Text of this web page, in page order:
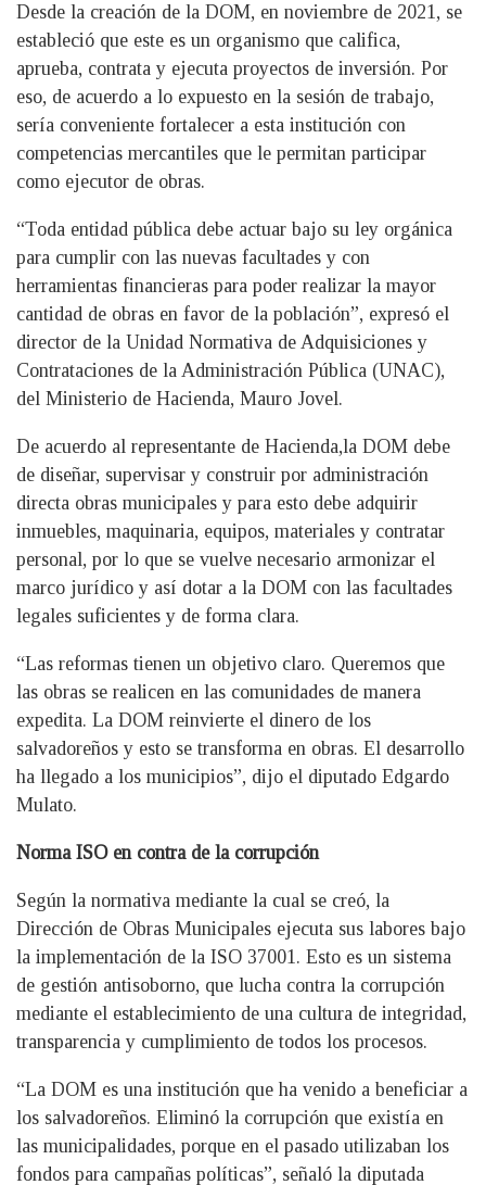
Desde la creación de la DOM, en noviembre de 2021, se
estableció que este es un organismo que califica,
aprueba, contrata y ejecuta proyectos de inversión. Por
eso, de acuerdo a lo expuesto en la sesión de trabajo,
sería conveniente fortalecer a esta institución con
competencias mercantiles que le permitan participar
como ejecutor de obras.
“Toda entidad pública debe actuar bajo su ley orgánica
para cumplir con las nuevas facultades y con
herramientas financieras para poder realizar la mayor
cantidad de obras en favor de la población”, expresó el
director de la Unidad Normativa de Adquisiciones y
Contrataciones de la Administración Pública (UNAC),
del Ministerio de Hacienda, Mauro Jovel.
De acuerdo al representante de Hacienda,la DOM debe
de diseñar, supervisar y construir por administración
directa obras municipales y para esto debe adquirir
inmuebles, maquinaria, equipos, materiales y contratar
personal, por lo que se vuelve necesario armonizar el
marco jurídico y así dotar a la DOM con las facultades
legales suficientes y de forma clara.
“Las reformas tienen un objetivo claro. Queremos que
las obras se realicen en las comunidades de manera
expedita. La DOM reinvierte el dinero de los
salvadoreños y esto se transforma en obras. El desarrollo
ha llegado a los municipios”, dijo el diputado Edgardo
Mulato.
Norma ISO en contra de la corrupción
Según la normativa mediante la cual se creó, la
Dirección de Obras Municipales ejecuta sus labores bajo
la implementación de la ISO 37001. Esto es un sistema
de gestión antisoborno, que lucha contra la corrupción
mediante el establecimiento de una cultura de integridad,
transparencia y cumplimiento de todos los procesos.
“La DOM es una institución que ha venido a beneficiar a
los salvadoreños. Eliminó la corrupción que existía en
las municipalidades, porque en el pasado utilizaban los
fondos para campañas políticas”, señaló la diputada